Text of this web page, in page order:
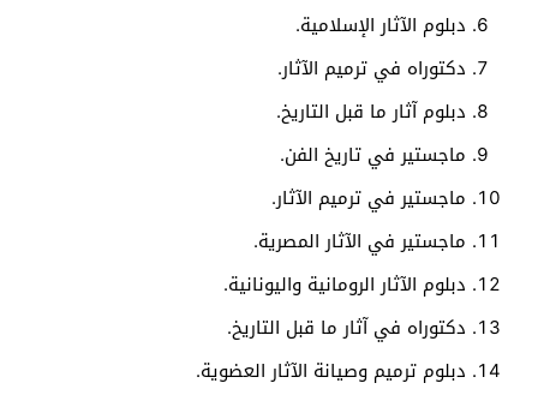
دبلوم الآثار الإسلامية.
دكتوراه في ترميم الآثار.
دبلوم آثار ما قبل التاريخ.
ماجستير في تاريخ الفن.
ماجستير في ترميم الآثار.
ماجستير في الآثار المصرية.
دبلوم الآثار الرومانية واليونانية.
دكتوراه في آثار ما قبل التاريخ.
دبلوم ترميم وصيانة الآثار العضوية.